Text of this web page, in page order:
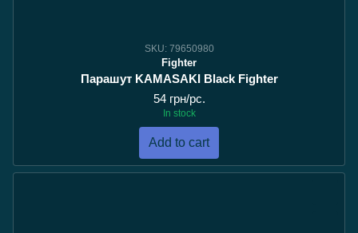
SKU: 79650980
Fighter
Парашут KAMASAKI Black Fighter
54 грн/pc.
In stock
Add to cart